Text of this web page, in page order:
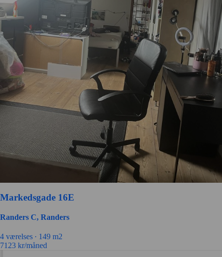
Markedsgade 16E
Randers C, Randers
4 værelses ∙ 149 m2
7123 kr/måned